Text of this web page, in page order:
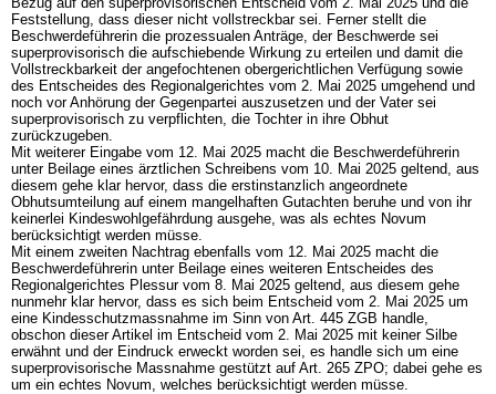
Feststellung, dass dieser nicht vollstreckbar sei. Ferner stellt die
Beschwerdeführerin die prozessualen Anträge, der Beschwerde sei
superprovisorisch die aufschiebende Wirkung zu erteilen und damit die
Vollstreckbarkeit der angefochtenen obergerichtlichen Verfügung sowie
des Entscheides des Regionalgerichtes vom 2. Mai 2025 umgehend und
noch vor Anhörung der Gegenpartei auszusetzen und der Vater sei
superprovisorisch zu verpflichten, die Tochter in ihre Obhut
zurückzugeben.
Mit weiterer Eingabe vom 12. Mai 2025 macht die Beschwerdeführerin
unter Beilage eines ärztlichen Schreibens vom 10. Mai 2025 geltend, aus
diesem gehe klar hervor, dass die erstinstanzlich angeordnete
Obhutsumteilung auf einem mangelhaften Gutachten beruhe und von ihr
keinerlei Kindeswohlgefährdung ausgehe, was als echtes Novum
berücksichtigt werden müsse.
Mit einem zweiten Nachtrag ebenfalls vom 12. Mai 2025 macht die
Beschwerdeführerin unter Beilage eines weiteren Entscheides des
Regionalgerichtes Plessur vom 8. Mai 2025 geltend, aus diesem gehe
nunmehr klar hervor, dass es sich beim Entscheid vom 2. Mai 2025 um
eine Kindesschutzmassnahme im Sinn von Art. 445 ZGB handle,
obschon dieser Artikel im Entscheid vom 2. Mai 2025 mit keiner Silbe
erwähnt und der Eindruck erweckt worden sei, es handle sich um eine
superprovisorische Massnahme gestützt auf Art. 265 ZPO; dabei gehe es
um ein echtes Novum, welches berücksichtigt werden müsse.